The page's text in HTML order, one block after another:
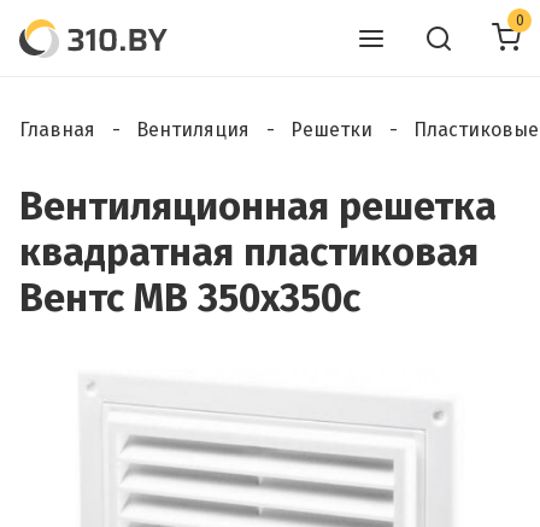
0
Главная Вентиляция Решетки
Вентиляционная решетка
квадратная пластиковая
Вентс МВ 350х350с